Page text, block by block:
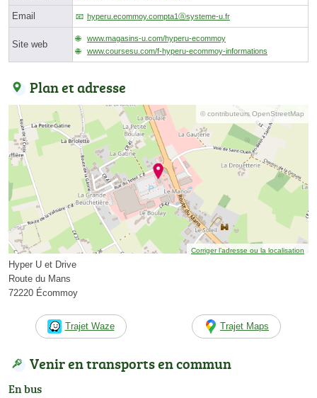
Email hyperu.ecommoy.compta1ⓐsysteme-u.fr
Site web
www.magasins-u.com/hyperu-ecommoy
www.coursesu.com/f-hyperu-ecommoy-informations
Plan et adresse
© contributeurs OpenStreetMap
Corriger l’adresse ou la localisation
Hyper U et Drive
Route du Mans
72220 Écommoy
Trajet Waze Trajet Maps
Venir en transports en commun
En bus